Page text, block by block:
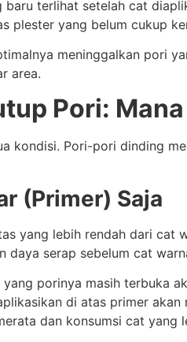
baru terlihat setelah cat
plester yang belum cukup
meninggalkan pori
area.
Pori:
kondisi. Pori-pori dinding
(Primer) Saja
yang lebih rendah dari
daya serap sebelum cat
porinya masih terbuka
di atas primer
dan konsumsi cat yang